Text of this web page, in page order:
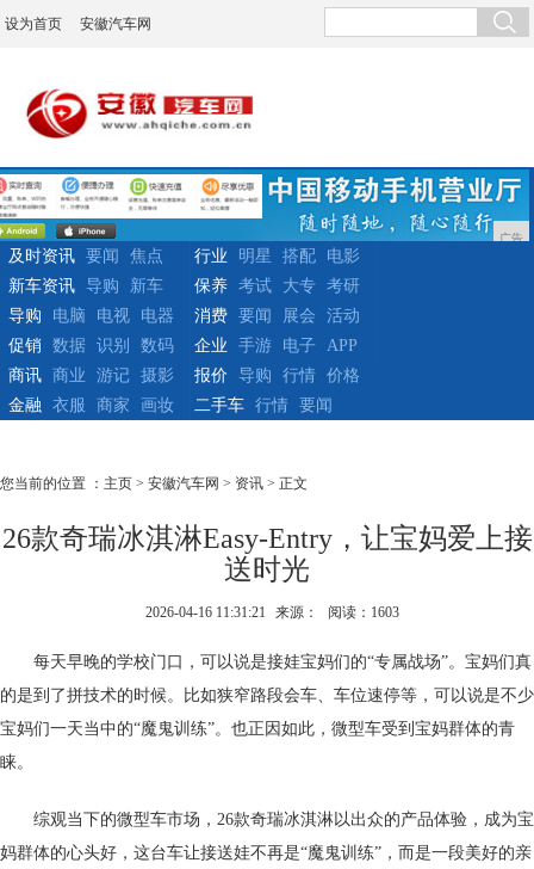
设为首页 安徽汽车网
广告
及时资讯 要闻
焦点
新车资讯
导购 新车
行业 明星 搭配
电影
保养
考试 大专
考研
导购
电脑 电视
电器
促销
数据 识别 数码
消费 要闻 展会
活动
企业
手游 电子
APP
商讯
商业 游记
摄影
金融
衣服 商家 画妆
报价 导购 行情
价格
二手车
行情 要闻
您当前的位置 ： 主页 > 安徽汽车网 > 资讯 > 正文
26款奇瑞冰淇淋Easy-Entry，让宝妈爱上接
送时光
2026-04-16 11:31:21 来源： 阅读：1603
每天早晚的学校门口，可以说是接娃宝妈们的“专属战场”。宝妈们真
的是到了拼技术的时候。比如狭窄路段会车、车位速停等，可以说是不少
宝妈们一天当中的“魔鬼训练”。也正因如此，微型车受到宝妈群体的青
睐。
综观当下的微型车市场，26款奇瑞冰淇淋以出众的产品体验，成为宝
妈群体的心头好，这台车让接送娃不再是“魔鬼训练”，而是一段美好的亲